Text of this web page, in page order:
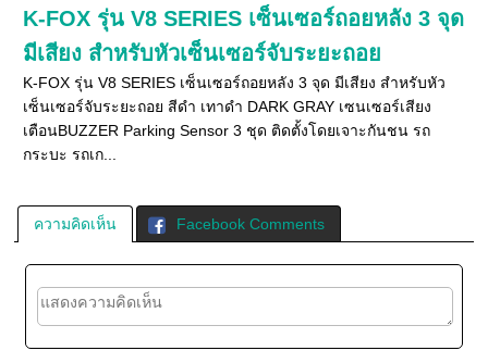
K-FOX รุ่น V8 SERIES เซ็นเซอร์ถอยหลัง 3 จุด
มีเสียง สำหรับหัวเซ็นเซอร์จับระยะถอย
K-FOX รุ่น V8 SERIES เซ็นเซอร์ถอยหลัง 3 จุด มีเสียง สำหรับหัว
เซ็นเซอร์จับระยะถอย สีดำ เทาดำ DARK GRAY เซนเซอร์เสียง
เตือนBUZZER Parking Sensor 3 ชุด ติดตั้งโดยเจาะกันชน รถ
กระบะ รถเก...
ความคิดเห็น Facebook Comments